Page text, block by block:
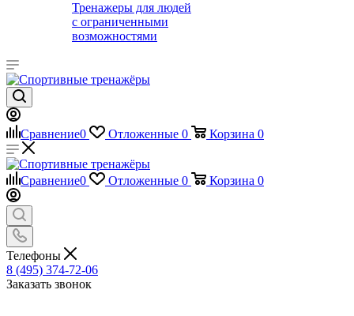
Тренажеры для людей
с ограниченными
возможностями
Сравнение0 Отложенные 0 Корзина 0
Сравнение0 Отложенные 0 Корзина 0
Телефоны
8 (495) 374-72-06
Заказать звонок